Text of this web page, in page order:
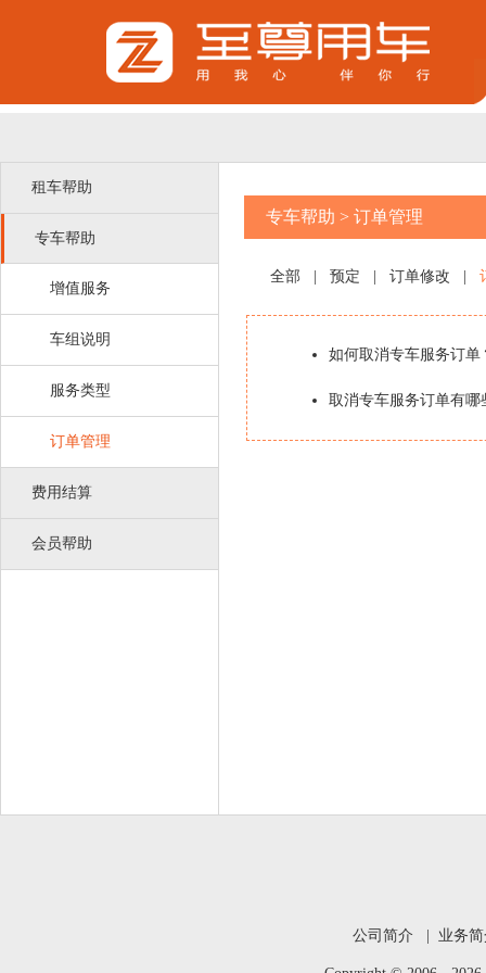
租车帮助
专车帮助
增值服务
车组说明
服务类型
订单管理
费用结算
会员帮助
专车帮助 > 订单管理
全部 预定 订单修改
如何取消专车服务订单
取消专车服务订单有哪
公司简介 业务